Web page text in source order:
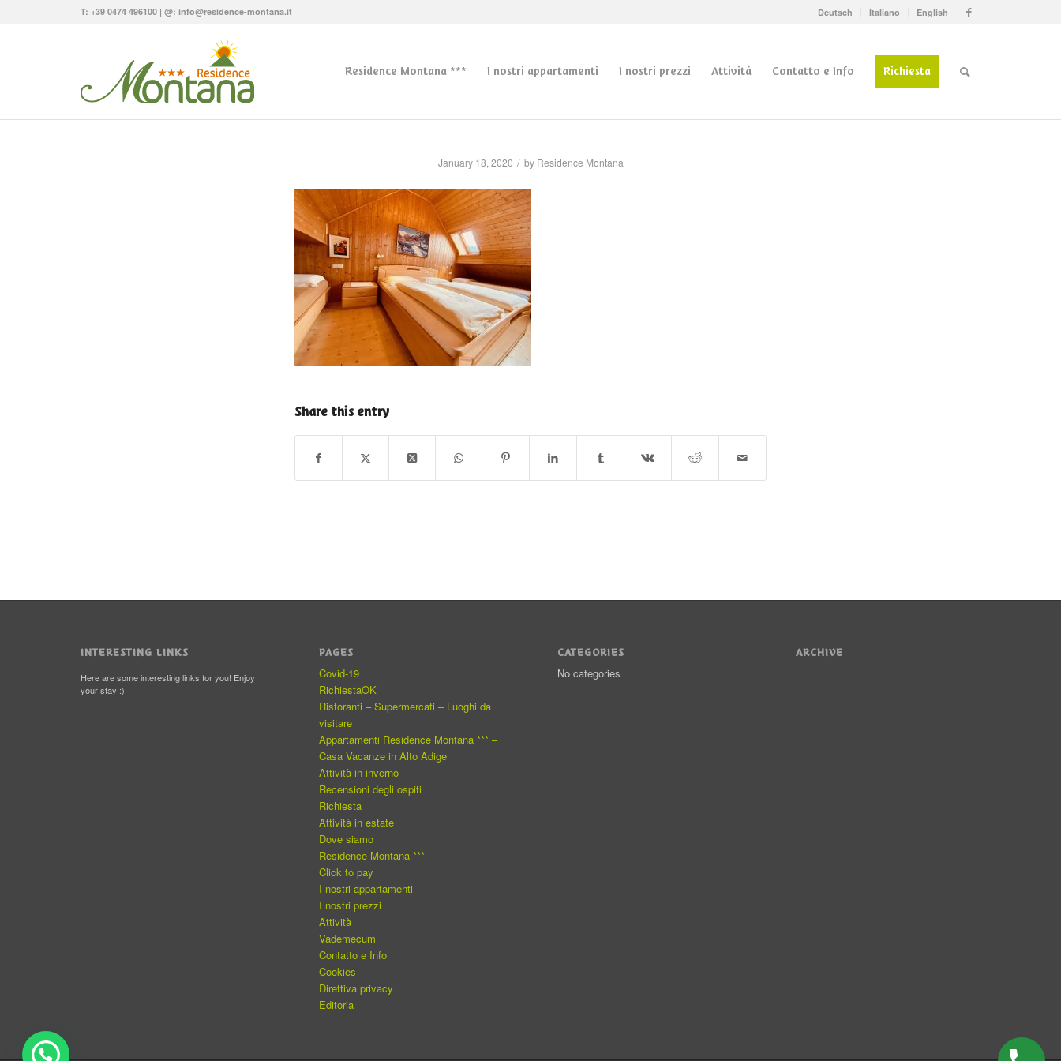
Deutsch Italiano English
T: +39 0474 496100 | @: info@residence-montana.it
Residence Montana *** I nostri appartamenti I nostri prezzi Attività Contatto e Info Richiesta
January 18, 2020 / by Residence Montana
Share this entry
INTERESTING LINKS
Here are some interesting links for you! Enjoy
your stay :)
PAGES
Covid-19
RichiestaOK
Ristoranti – Supermercati – Luoghi da
visitare
Appartamenti Residence Montana *** –
Casa Vacanze in Alto Adige
Attività in inverno
Recensioni degli ospiti
Richiesta
Attività in estate
Dove siamo
Residence Montana ***
Click to pay
I nostri appartamenti
I nostri prezzi
Attività
Vademecum
Contatto e Info
Cookies
Direttiva privacy
Editoria
CATEGORIES
No categories
ARCHIVE